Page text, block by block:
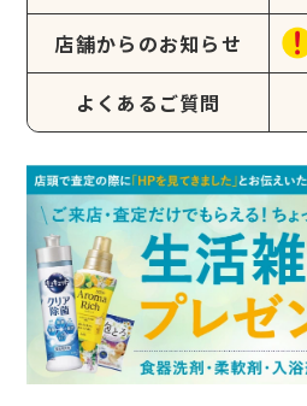
店舗からのお知らせ
よくあるご質問